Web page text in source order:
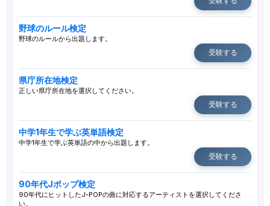
野球のルール検定
野球のルールから出題します。
受験する
県庁所在地検定
正しい県庁所在地を選択してください。
受験する
中学1年生で学ぶ英単語検定
中学1年生で学ぶ英単語の中から出題します。
受験する
90年代Jポップ検定
90年代にヒットしたJ-POPの曲に対応するアーティストを選択してくださ
い。